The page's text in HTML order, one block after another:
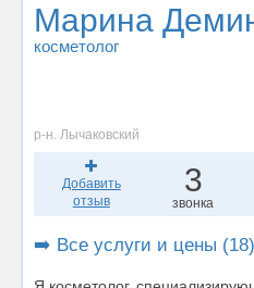
Марина
косметолог
р-н. Лычаковский
Добавить
отзыв
3
звонка
➡️ Все услуги и цены (18)